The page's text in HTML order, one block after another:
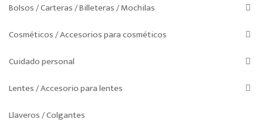
Bolsos / Carteras / Billeteras / Mochilas
Cosméticos / Accesorios para cosméticos
Cuidado personal
Lentes / Accesorio para lentes
Llaveros / Colgantes